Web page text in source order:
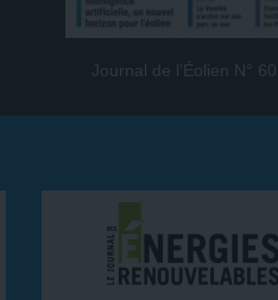
Journal de l’Éolien N° 60